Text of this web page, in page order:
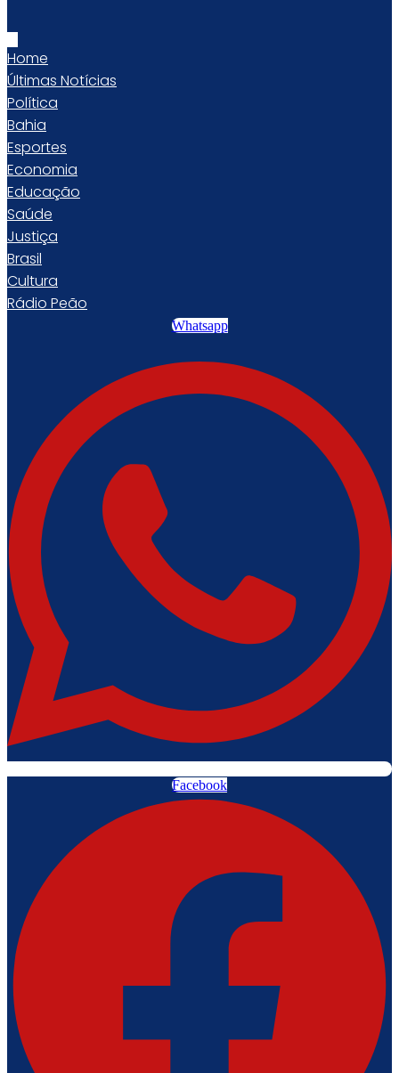
Home
Últimas Notícias
Política
Bahia
Esportes
Economia
Educação
Saúde
Justiça
Brasil
Cultura
Rádio Peão
Whatsapp
Facebook